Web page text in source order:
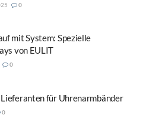
0
mit System: Spezielle
von EULIT
0
Lieferanten für Uhrenarmbänder
0